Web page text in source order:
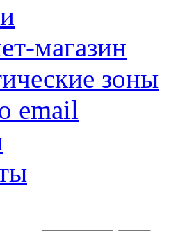
магазин
зоны
email